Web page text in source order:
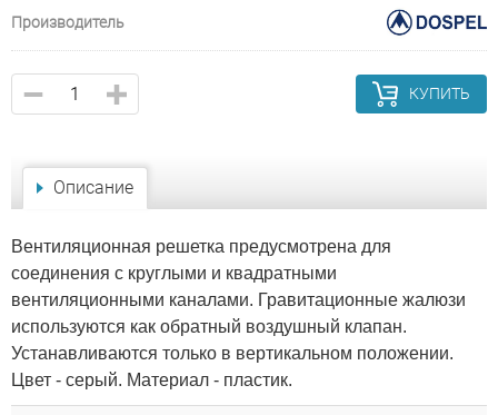
Производитель
КУПИТЬ
Описание
Вентиляционная решетка предусмотрена для
соединения с круглыми и квадратными
вентиляционными каналами. Гравитационные жалюзи
используются как обратный воздушный клапан.
Устанавливаются только в вертикальном положении.
Цвет - серый. Материал - пластик.